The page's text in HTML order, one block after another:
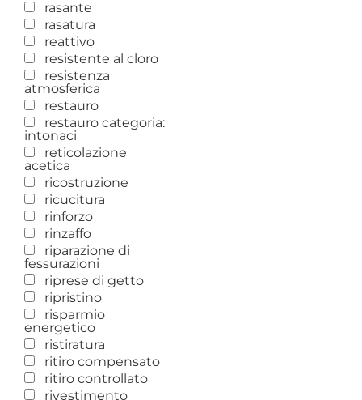
rasante
rasatura
reattivo
resistente al cloro
resistenza
atmosferica
restauro
restauro categoria:
intonaci
reticolazione
acetica
ricostruzione
ricucitura
rinforzo
rinzaffo
riparazione di
fessurazioni
riprese di getto
ripristino
risparmio
energetico
ristiratura
ritiro compensato
ritiro controllato
rivestimento